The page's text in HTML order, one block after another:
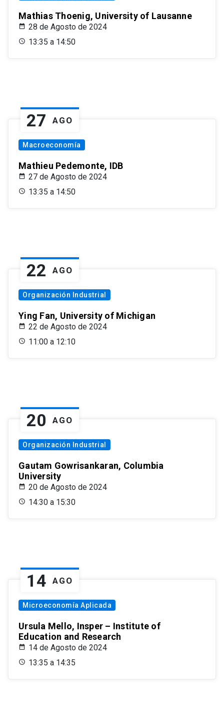
Mathias Thoenig, University of Lausanne
28 de Agosto de 2024
13:35 a 14:50
27 AGO
Macroeconomía
Mathieu Pedemonte, IDB
27 de Agosto de 2024
13:35 a 14:50
22 AGO
Organización Industrial
Ying Fan, University of Michigan
22 de Agosto de 2024
11:00 a 12:10
20 AGO
Organización Industrial
Gautam Gowrisankaran, Columbia
University
20 de Agosto de 2024
14:30 a 15:30
14 AGO
Microeconomía Aplicada
Ursula Mello, Insper – Institute of
Education and Research
14 de Agosto de 2024
13:35 a 14:35